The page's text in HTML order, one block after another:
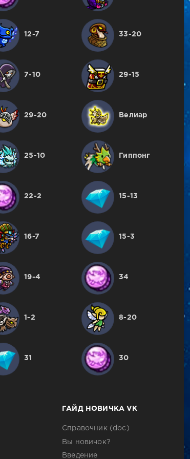
12-7 33-20
7-10 29-15
29-20 Велиар
25-10 Гиппонг
22-2 15-13
16-7 15-3
19-4 34
1-2 8-20
31 30
ГАЙД НОВИЧКА VK
Справочник (doc)
Вы новичок?
Введение